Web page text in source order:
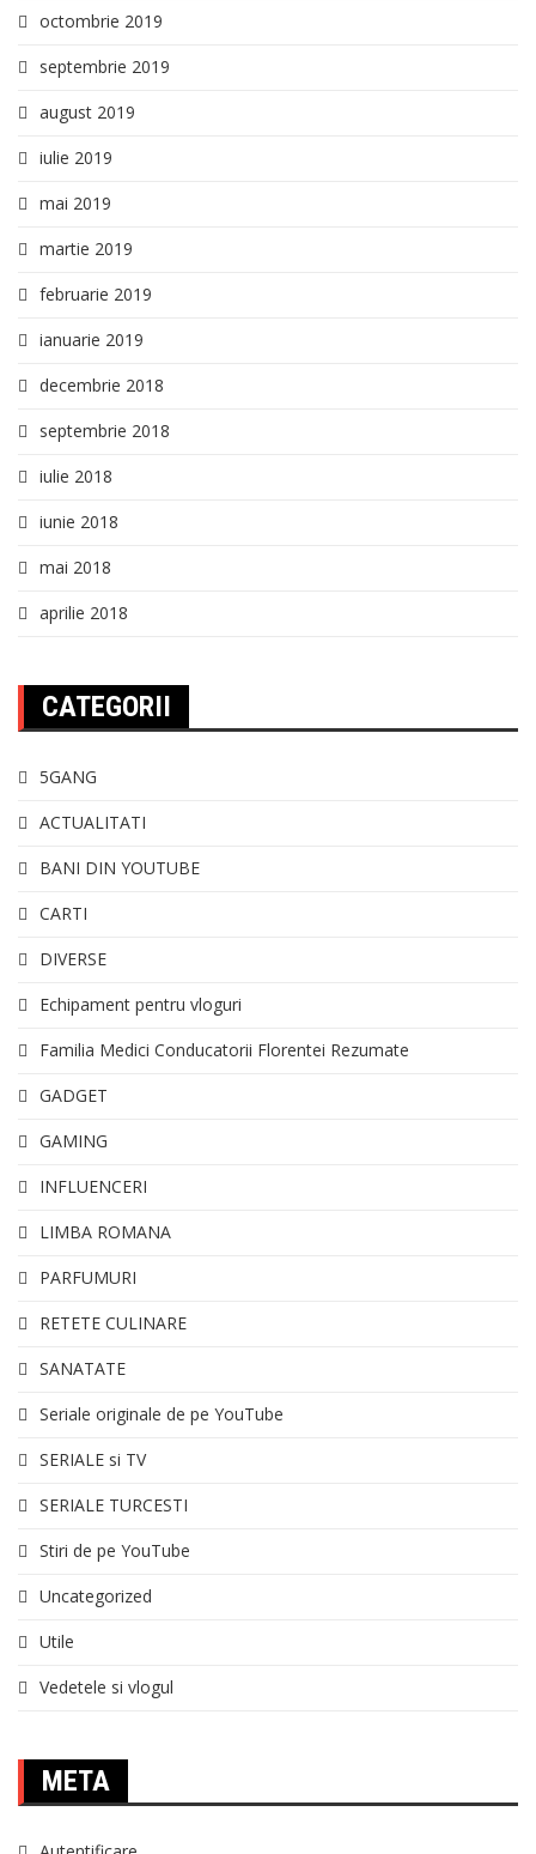
octombrie 2019
septembrie 2019
august 2019
iulie 2019
mai 2019
martie 2019
februarie 2019
ianuarie 2019
decembrie 2018
septembrie 2018
iulie 2018
iunie 2018
mai 2018
aprilie 2018
CATEGORII
5GANG
ACTUALITATI
BANI DIN YOUTUBE
CARTI
DIVERSE
Echipament pentru vloguri
Familia Medici Conducatorii Florentei Rezumate
GADGET
GAMING
INFLUENCERI
LIMBA ROMANA
PARFUMURI
RETETE CULINARE
SANATATE
Seriale originale de pe YouTube
SERIALE si TV
SERIALE TURCESTI
Stiri de pe YouTube
Uncategorized
Utile
Vedetele si vlogul
META